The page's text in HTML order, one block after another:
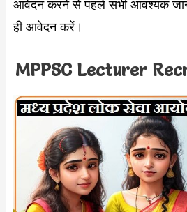
आवेदन करने से पहले सभी आवश्यक
ही आवेदन करें।
MPPSC Lecturer